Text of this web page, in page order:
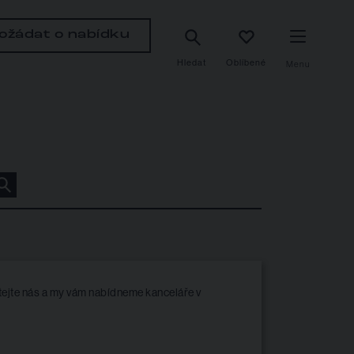
o nabídku
Hledat Oblíbené Menu
nás a my vám nabídneme kanceláře v